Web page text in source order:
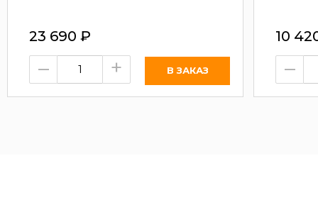
23 690 ₽
– +
10
–